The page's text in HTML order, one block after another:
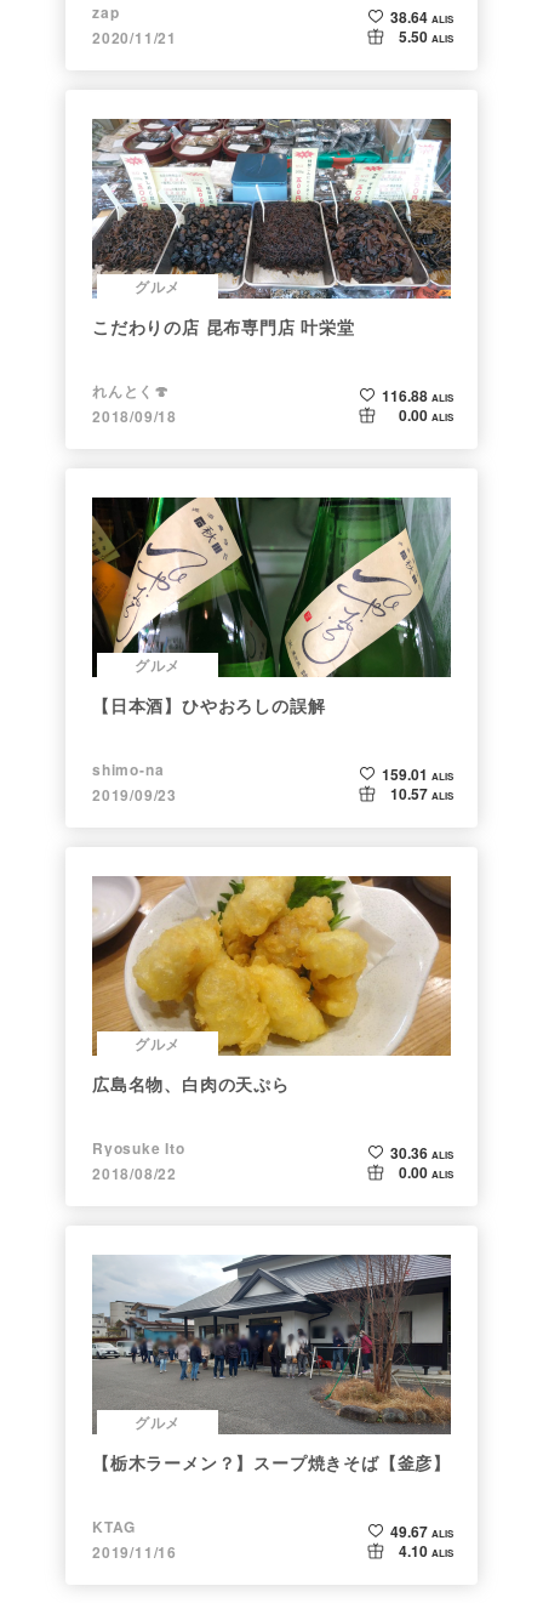
zap
2020/11/21
38.64 ALIS
5.50 ALIS
グルメ
こだわりの店 昆布専門店 叶栄堂
れんとく🍄
2018/09/18
116.88 ALIS
0.00 ALIS
グルメ
【日本酒】ひやおろしの誤解
shimo-na
2019/09/23
159.01 ALIS
10.57 ALIS
グルメ
広島名物、白肉の天ぷら
Ryosuke Ito
2018/08/22
30.36 ALIS
0.00 ALIS
グルメ
【栃木ラーメン？】スープ焼きそば【釜彦】
KTAG
2019/11/16
49.67 ALIS
4.10 ALIS